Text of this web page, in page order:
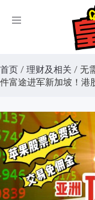
Toggle
首页 / 理财及相关 / 无
件富途进军新加坡！港